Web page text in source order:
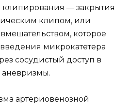
— закрытия
клипом, или
которое
микрокатетера
сосудистый доступ в
аневризмы.
артериовенозной